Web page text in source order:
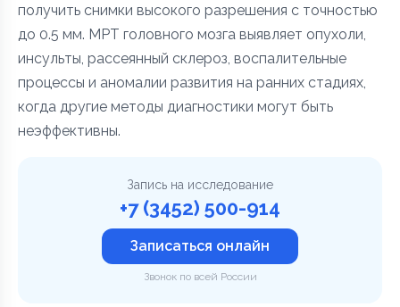
получить снимки высокого разрешения с точностью
до 0.5 мм. МРТ головного мозга выявляет опухоли,
инсульты, рассеянный склероз, воспалительные
процессы и аномалии развития на ранних стадиях,
когда другие методы диагностики могут быть
неэффективны.
Запись на исследование
+7 (3452) 500-914
Записаться онлайн
Звонок по всей России